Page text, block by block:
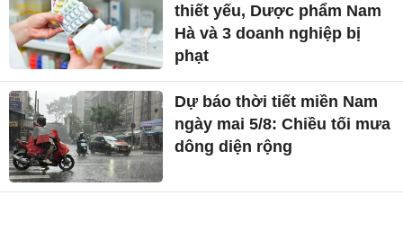
thiết yếu, Dược phẩm Nam
Hà và 3 doanh nghiệp bị
phạt
Dự báo thời tiết miền Nam
ngày mai 5/8: Chiều tối mưa
dông diện rộng